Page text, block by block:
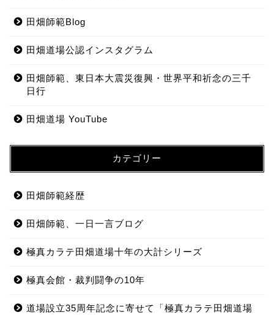
田畑師範Blog
田畑道場公認インスタグラム
田畑師範、東日本大震災復興・世界平和祈念の三千
日行
田畑道場 YouTube
カテゴリー
田畑師範経歴
田畑師範、一日一言ブログ
極真カラテ田畑道場十年の大計シリーズ
極真会館・裁判闘争の10年
道場設立35周年記念に寄せて「極真カラテ田畑道場